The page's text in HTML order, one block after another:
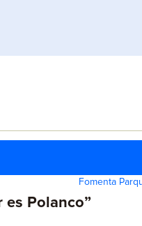
Fomenta
es Polanco”